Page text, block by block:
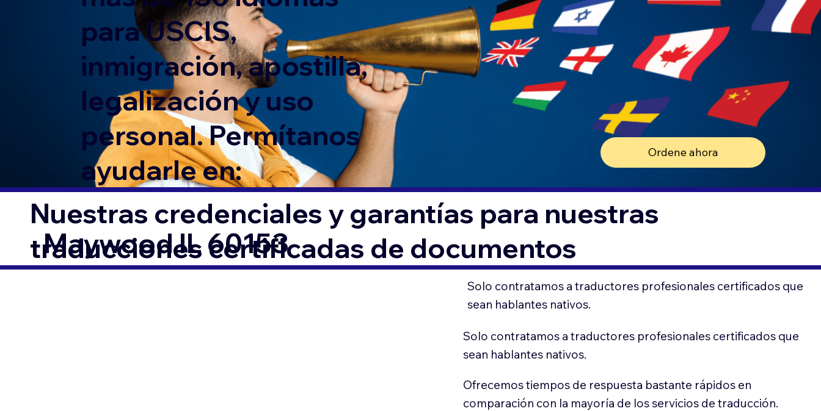
para USCIS,
inmigración, apostilla,
legalización y uso
personal. Permítanos
ayudarle en:
Ordene ahora
Nuestras credenciales y garantías para nuestras
traducciones certificadas de documentos
Maywood IL 60153
Solo contratamos a traductores profesionales certificados que
sean hablantes nativos.
Solo contratamos a traductores profesionales certificados que
sean hablantes nativos.
Ofrecemos tiempos de respuesta bastante rápidos en
comparación con la mayoría de los servicios de traducción.